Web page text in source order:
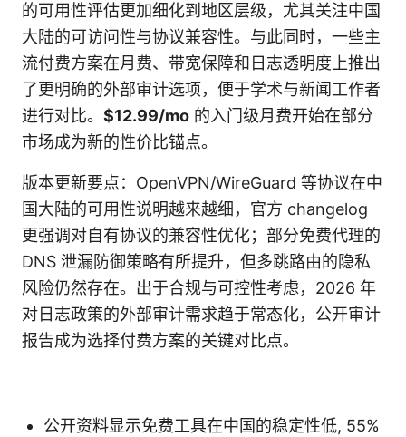
的可用性评估更加细化到地区层级，尤其关注中国
大陆的可访问性与协议兼容性。与此同时，一些主
流付费方案在月费、带宽保障和日志透明度上推出
了更明确的外部审计选项，便于学术与新闻工作者
进行对比。 $12.99/mo 的入门级月费开始在部分
市场成为新的性价比锚点。
版本更新要点：OpenVPN/WireGuard 等协议在中
国大陆的可用性说明越来越细，官方 changelog
更强调对自有协议的兼容性优化；部分免费代理的
DNS 泄漏防御策略有所提升，但多跳路由的隐私
风险仍然存在。出于合规与可控性考虑，2026 年
对日志政策的外部审计需求趋于常态化，公开审计
报告成为选择付费方案的关键对比点。
公开资料显示免费工具在中国的稳定性低, 55%